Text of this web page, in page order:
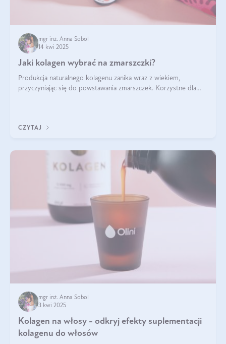
mgr inż. Anna Sobol
14 kwi 2025
Jaki kolagen wybrać na zmarszczki?
Produkcja naturalnego kolagenu zanika wraz z wiekiem,
przyczyniając się do powstawania zmarszczek. Korzystne dla
CZYTAJ
mgr inż. Anna Sobol
3 kwi 2025
Kolagen na włosy - odkryj efekty suplementacji
kolagenu do włosów